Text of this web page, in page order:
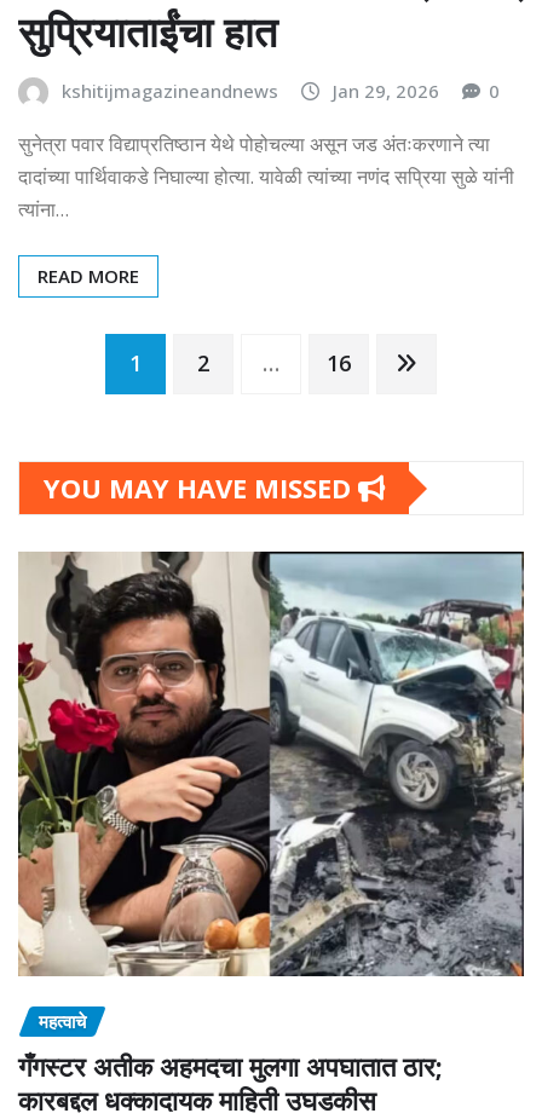
सुप्रियाताईंचा हात
kshitijmagazineandnews Jan 29, 2026 0
सुनेत्रा पवार विद्याप्रतिष्ठान येथे पोहोचल्या असून जड अंतःकरणाने त्या
दादांच्या पार्थिवाकडे निघाल्या होत्या. यावेळी त्यांच्या नणंद सप्रिया सुळे यांनी
त्यांना…
READ MORE
Posts
1 2 … 16
YOU MAY HAVE MISSED
महत्वाचे
गँगस्टर अतीक अहमदचा मुलगा अपघातात ठार;
कारबद्दल धक्कादायक माहिती उघडकीस